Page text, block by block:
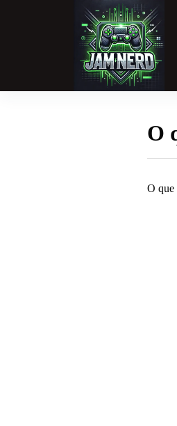
O
O que